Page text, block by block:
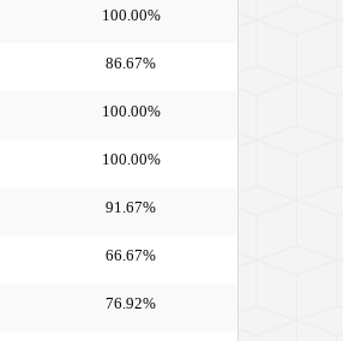
100.00%
86.67%
100.00%
100.00%
91.67%
66.67%
76.92%